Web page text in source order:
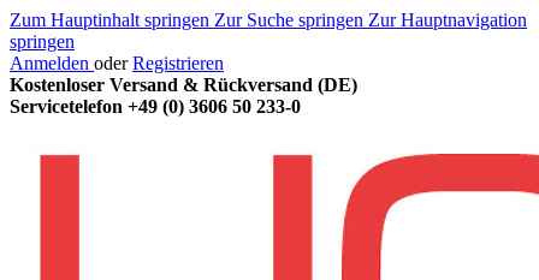
Zum Hauptinhalt springen Zur Suche springen Zur Hauptnavigation
springen
Anmelden oder Registrieren
Kostenloser Versand & Rückversand (DE)
Servicetelefon +49 (0) 3606 50 233-0